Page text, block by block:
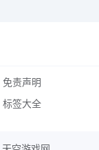
免责声明
标签大全